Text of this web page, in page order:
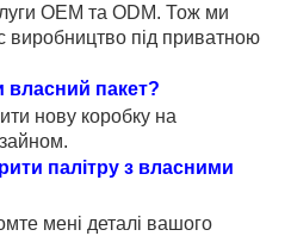
OEM та ODM. Тож ми
під приватною
пакет?
нову коробку на
палітру з власними
мені деталі вашого